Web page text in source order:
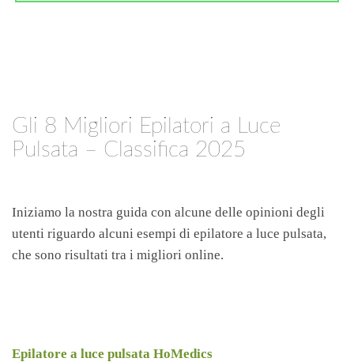
Gli 8 Migliori Epilatori a Luce
Pulsata – Classifica 2025
Iniziamo la nostra guida con alcune delle opinioni degli
utenti riguardo alcuni esempi di epilatore a luce pulsata,
che sono risultati tra i migliori online.
Epilatore a luce pulsata HoMedics